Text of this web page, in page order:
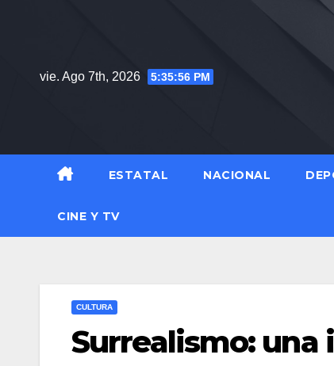
vie. Ago 7th, 2026
5:35:57 PM
ESTATAL NACIONAL
CINE Y TV
CULTURA
Surrealismo: una